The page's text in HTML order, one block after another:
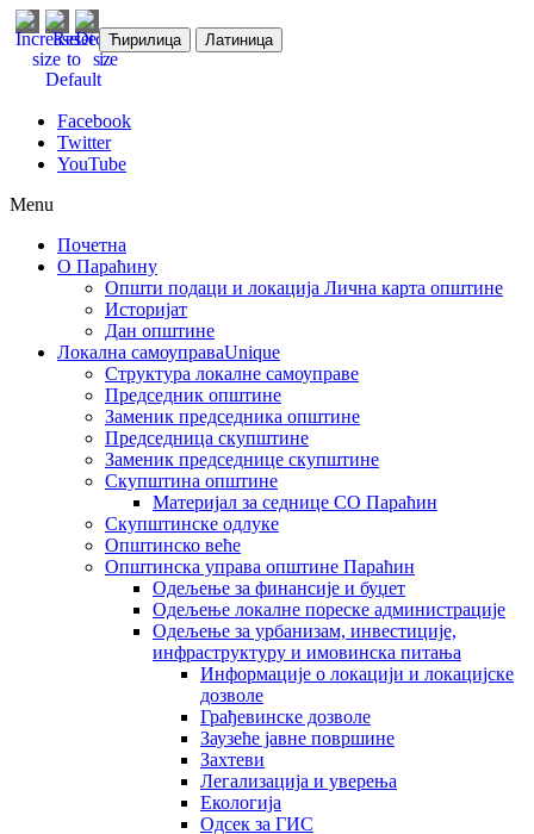
Ћирилица Латиница
Facebook
Twitter
YouTube
Menu
Почетна
О Параћину
Општи подаци и локација Лична карта општине
Историјат
Дан општине
Локална самоуправаUnique
Структура локалне самоуправе
Председник општине
Заменик председника општине
Председница скупштине
Заменик председнице скупштине
Скупштина општине
Материјал за седнице СО Параћин
Скупштинске одлуке
Општинско веће
Општинска управа општине Параћин
Одељење за финансије и буџет
Одељење локалне пореске администрације
Одељење за урбанизам, инвестиције,
инфраструктуру и имовинска питања
Информације о локацији и локацијске
дозволе
Грађевинске дозволе
Заузеће јавне површине
Захтеви
Легализација и уверења
Екологија
Одсек за ГИС